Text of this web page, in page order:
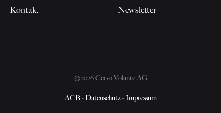
Kontakt
Newsletter
©2026 Cervo Volante AG
AGB- Datenschutz- Impressum